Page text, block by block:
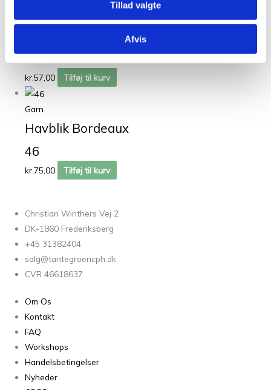
Tillad valgte
Afvis
Bøllefrø Meleret Lys
Brun 03
kr.57,00 Tilføj til kurv
Garn
Havblik Bordeaux
46
kr.75,00 Tilføj til kurv
Christian Winthers Vej 2
DK-1860 Frederiksberg
+45 31382404
salg@tantegroencph.dk
CVR 46618637
Om Os
Kontakt
FAQ
Workshops
Handelsbetingelser
Nyheder